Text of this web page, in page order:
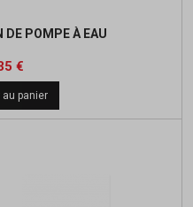
DE POMPE À EAU
€
au panier